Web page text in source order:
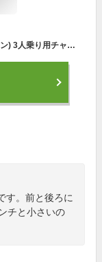
電動自転車 子供乗せ BRIDGESTONE(ブリヂストン) 3人乗り用チャイルドシート付きbikke MOB dd（ビッケ モブ dd） 20インチ 2023年モデル BM0B43【通常3~5営業日で出荷】
す。前と後ろに
チと小さいの